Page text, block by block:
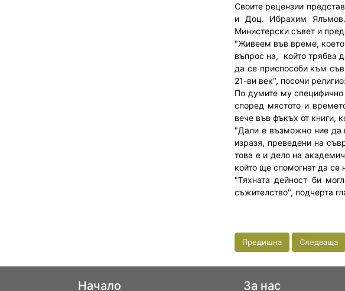
Своите рецензии
и Доц. Ибрахим Ялъмов.
Министерски съвет и
"Живеем във време,
въпрос на, който трябва
да се приспособи към
21-ви век", посочи
По думите му
според мястото и
вече във фъкъх от книги,
"Дали е възможно ние да
изразя, преведени на
това е и дело на
който ще спомогнат да
"Тяхната дейност би
съжителство", подчерта
Предишна Следваща
Начало За нас